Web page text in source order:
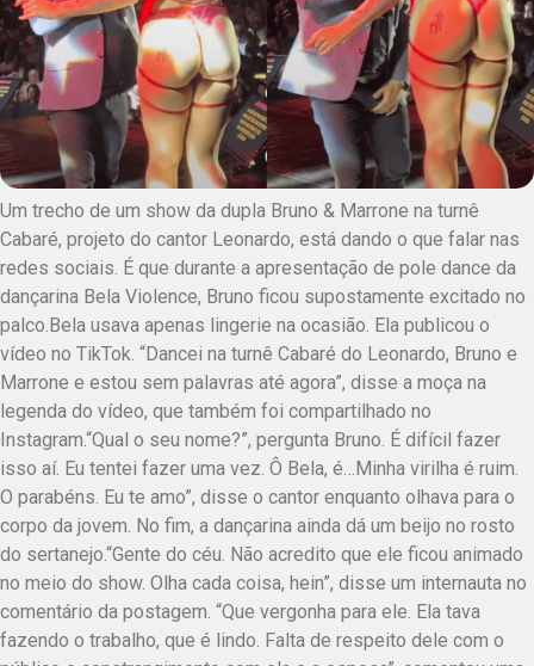
Um trecho de um show da dupla Bruno & Marrone na turnê
Cabaré, projeto do cantor Leonardo, está dando o que falar nas
redes sociais. É que durante a apresentação de pole dance da
dançarina Bela Violence, Bruno ficou supostamente excitado no
palco.Bela usava apenas lingerie na ocasião. Ela publicou o
vídeo no TikTok. “Dancei na turnê Cabaré do Leonardo, Bruno e
Marrone e estou sem palavras até agora”, disse a moça na
legenda do vídeo, que também foi compartilhado no
Instagram.“Qual o seu nome?”, pergunta Bruno. É difícil fazer
isso aí. Eu tentei fazer uma vez. Ô Bela, é…Minha virilha é ruim.
O parabéns. Eu te amo”, disse o cantor enquanto olhava para o
corpo da jovem. No fim, a dançarina ainda dá um beijo no rosto
do sertanejo.“Gente do céu. Não acredito que ele ficou animado
no meio do show. Olha cada coisa, hein”, disse um internauta no
comentário da postagem. “Que vergonha para ele. Ela tava
fazendo o trabalho, que é lindo. Falta de respeito dele com o